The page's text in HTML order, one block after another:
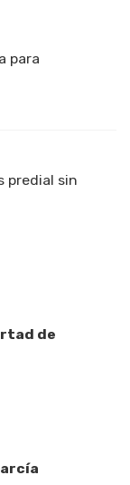
para
predial sin
de